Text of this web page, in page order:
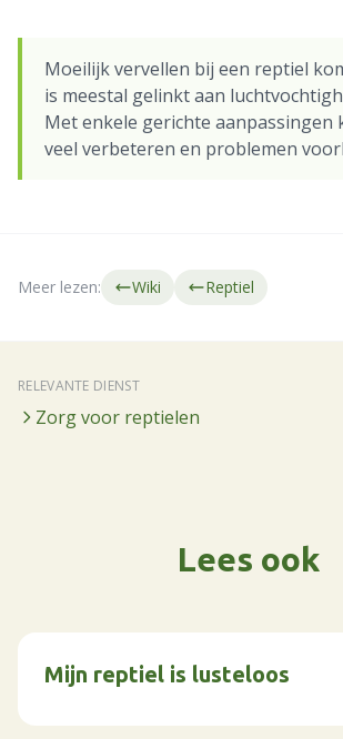
Moeilijk vervellen bij een reptiel
is meestal gelinkt aan
Met enkele gerichte aanpassingen
veel verbeteren en problemen
Meer lezen: Wiki Reptiel
RELEVANTE DIENST
Zorg voor reptielen
Lees ook
Mijn reptiel is lusteloos